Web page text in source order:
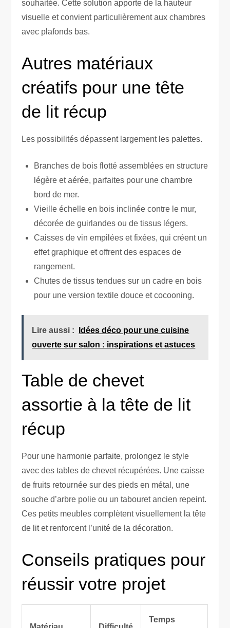
souhaitée. Cette solution apporte de la hauteur
visuelle et convient particulièrement aux chambres
avec plafonds bas.
Autres matériaux
créatifs pour une tête
de lit récup
Les possibilités dépassent largement les palettes.
Branches de bois flotté assemblées en structure
légère et aérée, parfaites pour une chambre
bord de mer.
Vieille échelle en bois inclinée contre le mur,
décorée de guirlandes ou de tissus légers.
Caisses de vin empilées et fixées, qui créent un
effet graphique et offrent des espaces de
rangement.
Chutes de tissus tendues sur un cadre en bois
pour une version textile douce et cocooning.
Lire aussi :
Idées déco pour une cuisine
ouverte sur salon : inspirations et astuces
Table de chevet
assortie à la tête de lit
récup
Pour une harmonie parfaite, prolongez le style
avec des tables de chevet récupérées. Une caisse
de fruits retournée sur des pieds en métal, une
souche d’arbre polie ou un tabouret ancien repeint.
Ces petits meubles complètent visuellement la tête
de lit et renforcent l’unité de la décoration.
Conseils pratiques pour
réussir votre projet
Temps